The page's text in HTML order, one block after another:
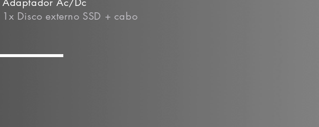
1x Disco externo SSD + cabo